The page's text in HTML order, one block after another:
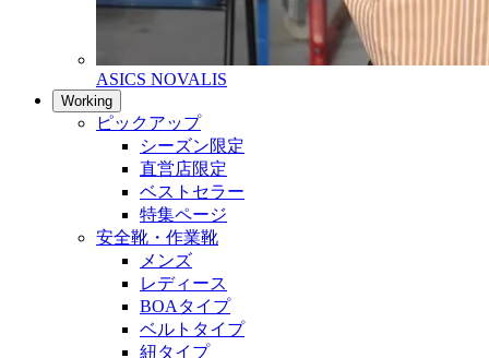
ASICS NOVALIS
Working
ピックアップ
シーズン限定
直営店限定
ベストセラー
特集ページ
安全靴・作業靴
メンズ
レディース
BOAタイプ
ベルトタイプ
紐タイプ